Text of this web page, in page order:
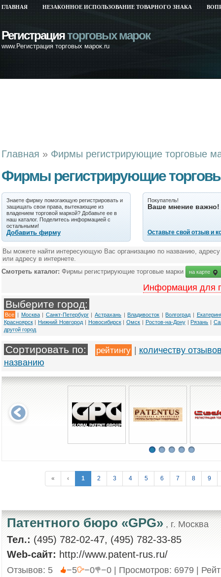
ГЛАВНАЯ НЕЗАКОННОЕ ИСПОЛЬЗОВАНИЕ ТОВАРНОГО ЗНАКА
Регистрацияторговых марок
www.Регистрация торговых марок.ru
Главная » Фирмы регистрирующие торговые
Фирмы регистрирующие
Знаете фирму помогающую регистрировать и
защищать свои права, вытекающие из
владением торговой маркой? Добавьте ее в
наш каталог. Поделитесь информацией с
остальными!
Добавить фирму
Покупатель!
Ваше мнение важно!
Оставьте свой отзыв и
Вы можете найти интересующую Вас организацию по названию, адресу
или адресу в интернете.
Смотреть каталог: Фирмы регистрирующие торговые марки на карте
Информация для
Выберите город:
Все | Москва| Санкт-Петербург|Астрахань | Владивосток | Волгоград |
Красноярск| Нижний Новгород| Новосибирск|Омск | Ростов-на-Дону| Рязань |
другой город
Сортировать по: рейтингу
количеству
названию
« ‹ 1 2 3 4 5 6 7 8 9
Патентного бюро «GPG», г. Москва
Тел.: (495) 782-02-47, (495) 782-33-85
Web-сайт: http://www.patent-rus.ru/
Отзывов: 5 −5 −0
−0 | Просмотров: 6979 |